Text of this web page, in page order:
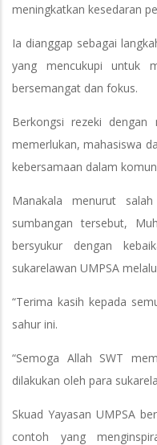
meningkatkan kesedaran
Ia dianggap sebagai
yang mencukupi untuk
bersemangat dan fokus.
Berkongsi rezeki dengan
memerlukan, mahasiswa
kebersamaan dalam
Manakala menurut
sumbangan tersebut,
bersyukur dengan
sukarelawan UMPSA
“Terima kasih kepada
sahur ini.
“Semoga Allah SWT
dilakukan oleh para
Skuad Yayasan UMPSA
contoh yang